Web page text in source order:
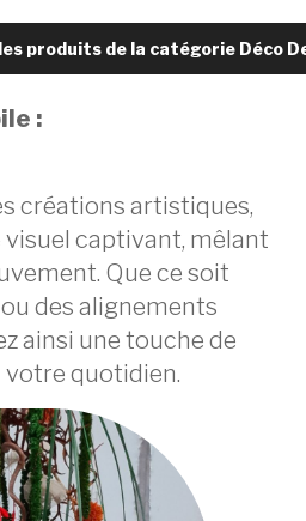
produits de la catégorie Déco
:
créations artistiques,
captivant, mêlant
Que ce soit
des alignements
ainsi une touche de
votre quotidien.